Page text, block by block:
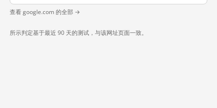
查看 google.com 的全部 →
所示判定基于最近 90 天的测试，与该网址页面一致。